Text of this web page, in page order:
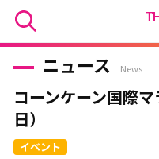
ニュース News
コーンケーン国際
日）